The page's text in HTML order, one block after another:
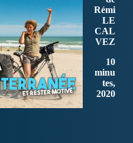
Rémi
LE
CAL
VEZ
10
minu
tes,
2020